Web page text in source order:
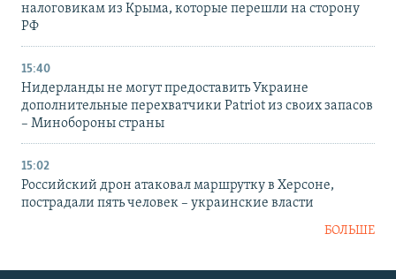
налоговикам из Крыма, которые перешли на сторону
РФ
15:40
Нидерланды не могут предоставить Украине
дополнительные перехватчики Patriot из своих запасов
– Минобороны страны
15:02
Российский дрон атаковал маршрутку в Херсоне,
пострадали пять человек – украинские власти
БОЛЬШЕ